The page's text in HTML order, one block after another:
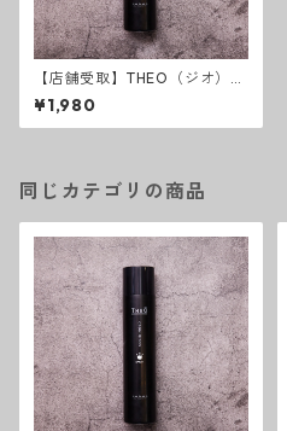
【店舗受取】THEO（ジオ）ソ
リッドホールドスプレー
¥1,980
同じカテゴリの商品